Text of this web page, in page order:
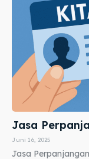
Jasa
Juni 16, 2025
Jasa